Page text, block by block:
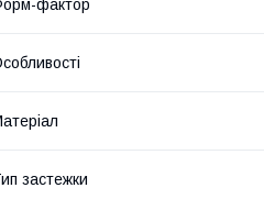
фактор
застежки